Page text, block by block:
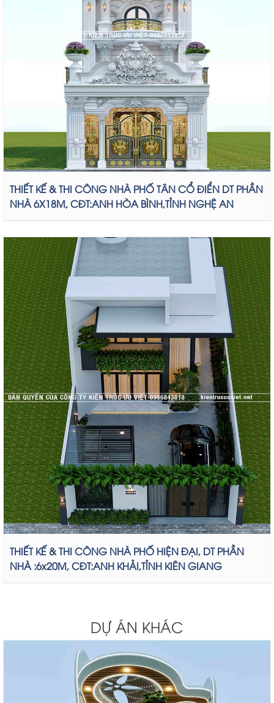
THIẾT KẾ & THI CÔNG NHÀ PHỐ TÂN CỔ ĐIỂN DT PHẦN
NHÀ 6X18M, CĐT:ANH HÒA BÌNH,TỈNH NGHỆ AN
THIẾT KẾ & THI CÔNG NHÀ PHỐ HIỆN ĐẠI, DT PHẦN
NHÀ :6x20M, CĐT:ANH KHẢI,TỈNH KIÊN GIANG
DỰ ÁN KHÁC